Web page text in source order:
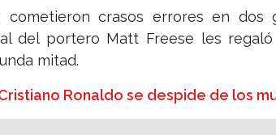
cometieron crasos errores en dos
del portero Matt Freese les
mitad.
Ronaldo se despide de los